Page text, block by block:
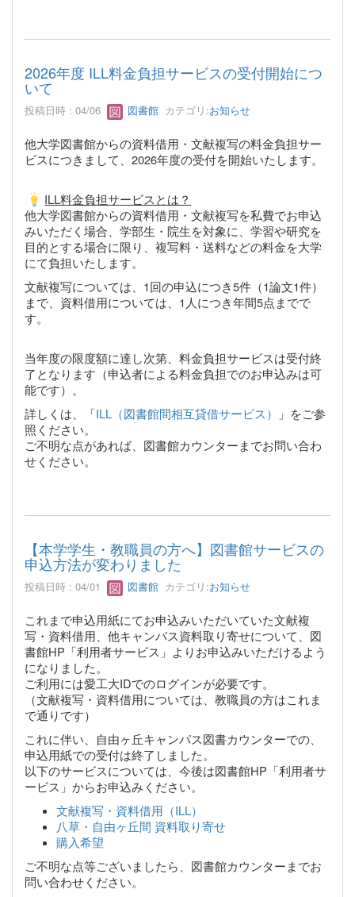
2026年度 ILL料金負担サービスの受付開始につ
いて
投稿日時 : 04/06 図書館 カテゴリ:お知らせ
他大学図書館からの資料借用・文献複写の料金負担サー
ビスにつきまして、2026年度の受付を開始いたします。
ILL料金負担サービスとは？
他大学図書館からの資料借用・文献複写を私費でお申込
みいただく場合、学部生・院生を対象に、学習や研究を
目的とする場合に限り、複写料・送料などの料金を大学
にて負担いたします。
文献複写については、1回の申込につき5件（1論文1件）
まで、資料借用については、1人につき年間5点までで
す。
当年度の限度額に達し次第、料金負担サービスは受付終
了となります（申込者による料金負担でのお申込みは可
能です）。
詳しくは、「ILL（図書館間相互貸借サービス）
」をご参
照ください。
ご不明な点があれば、図書館カウンターまでお問い合わ
せください。
【本学学生・教職員の方へ】図書館サービスの
申込方法が変わりました
投稿日時 : 04/01 図書館 カテゴリ:お知らせ
これまで申込用紙にてお申込みいただいていた文献複
写・資料借用、他キャンパス資料取り寄せについて、図
書館HP「利用者サービス」よりお申込みいただけるよう
になりました。
ご利用には愛工大IDでのログインが必要です。
（文献複写・資料借用については、教職員の方はこれま
で通りです）
これに伴い、自由ヶ丘キャンパス図書カウンターでの、
申込用紙での受付は終了しました。
以下のサービスについては、今後は図書館HP「利用者サ
ービス」からお申込みください。
文献複写・資料借用（ILL）
八草・自由ヶ丘間 資料取り寄せ
購入希望
ご不明な点等ございましたら、図書館カウンターまでお
問い合わせください。